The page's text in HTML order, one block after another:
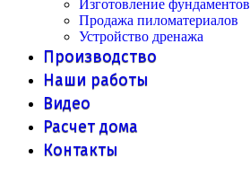
Изготовление фундаментов
Продажа пиломатериалов
Устройство дренажа
Производство
Наши работы
Видео
Расчет дома
Контакты